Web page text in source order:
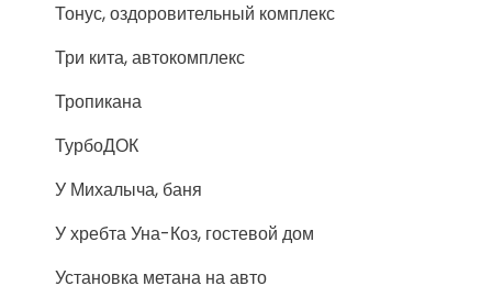
Тонус, оздоровительный комплекс
Три кита, автокомплекс
Тропикана
ТурбоДОК
У Михалыча, баня
У хребта Уна-Коз, гостевой дом
Установка метана на авто